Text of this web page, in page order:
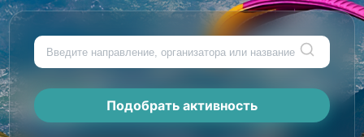
Подобрать активность